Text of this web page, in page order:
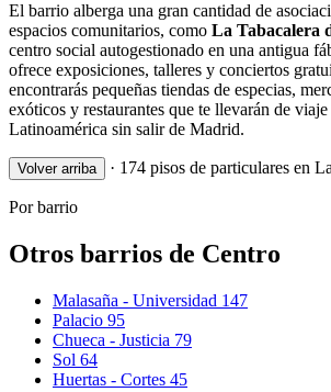
El barrio alberga una gran cantidad de
espacios comunitarios, como La Tabacalera
centro social autogestionado en una antigua
ofrece exposiciones, talleres y conciertos
encontrarás pequeñas tiendas de especias,
exóticos y restaurantes que te llevarán de
Latinoamérica sin salir de Madrid.
Volver arriba · 174 pisos de particulares en
Por barrio
Otros barrios de Centro
Malasaña - Universidad 147
Palacio 95
Chueca - Justicia 79
Sol 64
Huertas - Cortes 45